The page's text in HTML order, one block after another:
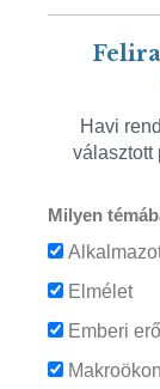
Havi
választott
Milyen
Elmélet
Emberi